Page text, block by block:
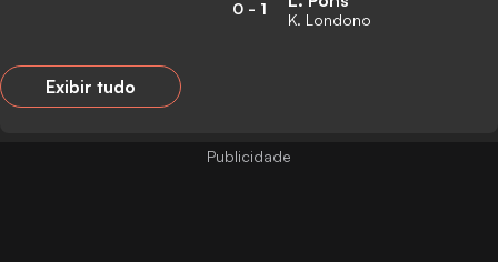
0- 1
K. Londono
Exibir tudo